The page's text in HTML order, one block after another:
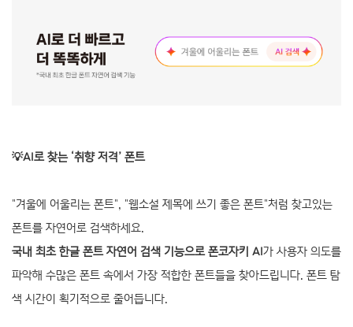
💡AI로 찾는 ‘취향 저격’ 폰트
"겨울에 어울리는 폰트", "웹소설 제목에 쓰기 좋은 폰트"처럼 찾고있는
폰트를 자연어로 검색하세요.
국내 최초 한글 폰트 자연어 검색 기능으로 폰코자키 AI가 사용자 의도를
파악해 수많은 폰트 속에서 가장 적합한 폰트들을 찾아드립니다. 폰트 탐
색 시간이 획기적으로 줄어듭니다.